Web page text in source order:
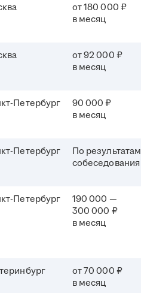
от 180 000 ₽
в месяц
от 92 000 ₽
в месяц
Петербург
90 000 ₽
в месяц
Петербург
По результатам
собеседования
Петербург
190 000 —
300 000 ₽
в месяц
от 70 000 ₽
в месяц